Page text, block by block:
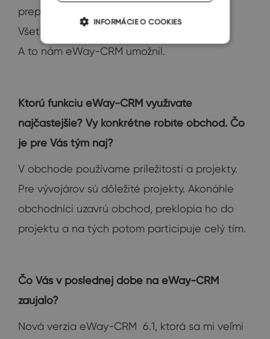
prepojiteľnosť s našimi ďalšími systémami.
Všetko chceme mať pod vlastnou správou.
A to nám eWay-CRM umožnil.
Ktorú funkciu eWay-CRM využívate
najčastejšie? Vy konkrétne robíte obchod. Čo
je pre Vás tým naj?
V obchode používame príležitosti a projekty.
Pre vývojárov sú dôležité projekty. Akonáhle
obchodníci uzavrú obchod, preklopia ho do
projektu a na tých potom participuje celý tím.
Čo Vás v poslednej dobe na eWay-CRM
zaujalo?
Nová verzia eWay-CRM 6.1, ktorá sa mi veľmi
INFORMÁCIE O COOKIES